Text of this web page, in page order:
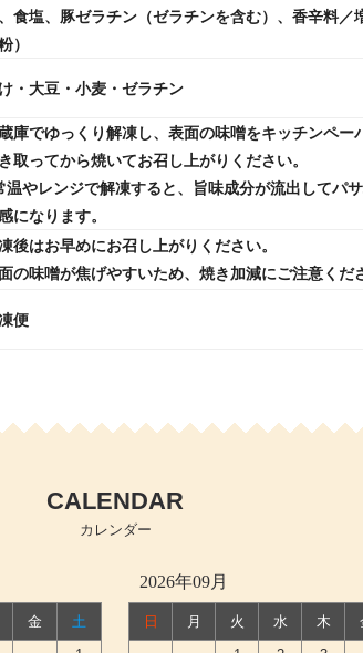
食塩、豚ゼラチン（ゼラチンを含む）、香辛料／
）
・大豆・小麦・ゼラチン
庫でゆっくり解凍し、表面の味噌をキッチンペー
取ってから焼いてお召し上がりください。
温やレンジで解凍すると、旨味成分が流出してパ
になります。
後はお早めにお召し上がりください。
の味噌が焦げやすいため、焼き加減にご注意くだ
便
CALENDAR
カレンダー
金
土
2026年09月
日 月 火 水 木